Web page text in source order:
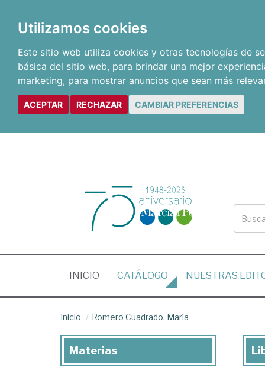
Utilizamos cookies
Este sitio web utiliza cookies y otras tecnologías de
básica del sitio web, para brindar una mejor
marketing, para mostrar anuncios que sean más
ACEPTAR RECHAZAR CAMBIAR PREFERENCIAS
INICIO (CURRENT)
CATÁLOGO NUESTRAS
Inicio Romero Cuadrado, María
Materias